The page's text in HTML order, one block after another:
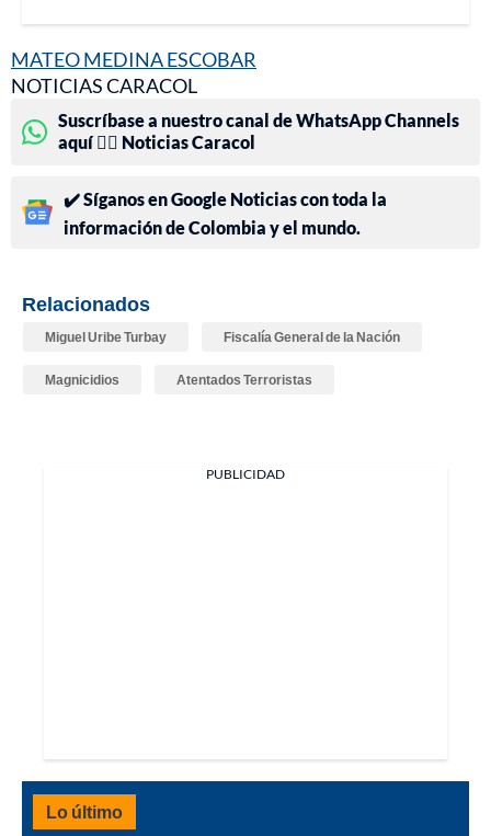
MATEO MEDINA ESCOBAR
NOTICIAS CARACOL
Suscríbase a nuestro canal de WhatsApp Channels
aquí 👉🏻 Noticias Caracol
✔️ Síganos en Google Noticias con toda la
información de Colombia y el mundo.
Relacionados
Miguel Uribe Turbay Fiscalía General de la Nación
Magnicidios Atentados Terroristas
PUBLICIDAD
Lo último